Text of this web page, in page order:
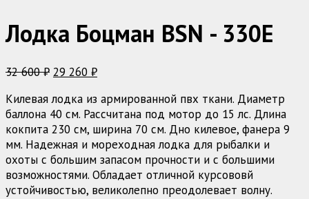
Лодка Боцман BSN - 330E
32 600₽ Первоначальная
составляла
32
600 ₽.
29 260 ₽Текущая
29
260 ₽.
Килевая лодка из армированной пвх ткани. Диаметр
баллона 40 см. Рассчитана под мотор до 15 лс. Длина
кокпита 230 см, ширина 70 см. Дно килевое, фанера 9
мм. Надежная и мореходная лодка для рыбалки и
охоты с большим запасом прочности и с большими
возможностями. Обладает отличной курсововй
устойчивостью, великолепно преодолевает волну.